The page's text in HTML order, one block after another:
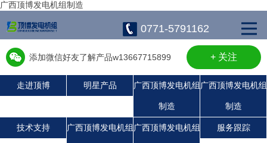
广西顶博发电机组制造
0771-5791162
添加微信好友了解产品w13667715899 + 关注
走进顶博 明星产品 广西顶博发电机组
制造
广西顶博发电机组
制造
技术支持 广西顶博发电机组广西顶博发电机组 服务跟踪
广西顶博发电机组制造:静音发电机组
广西顶博发电机组制造:潍柴发电机组
珀金斯发电机组
沃尔沃发电机组
康明斯广西顶博发电机组制造
广西顶博发电机组制造:上柴发电机组
广西顶博发电机组制造:玉柴发电机组